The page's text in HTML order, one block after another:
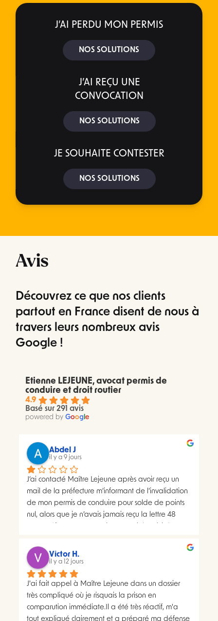
J’AI PERDU MON PERMIS
NOS SOLUTIONS
J’AI REÇU UNE
CONVOCATION
NOS SOLUTIONS
JE SOUHAITE CONTESTER
NOS SOLUTIONS
Avis
Découvrez ce que nos clients
partout en France disent de nous à
travers leurs nombreux avis
Google !
Etienne LEJEUNE, avocat permis de
conduire et droit routier
4.9
Basé sur 291 avis
powered by Google
Abdel J
il y a 9 jours
J’ai contacté Maître Lejeune après avoir reçu un
mail de la préfecture m’informant de l’invalidation
de mon permis de conduire pour solde de points
nul, alors que je n’avais jamais reçu la lettre 48
distributions à deux dates différentes, ce qui me
semblait présenter une anomalie nécessitant une
analyse juridique.Après avoir consulté les
nombreux avis positifs concernant Maître Lejeune,
je lui ai envoyé par courriel l’intégralité de mon
dossier. Je lui ai également demandé, à plusieurs
Victor H.
il y a 12 jours
J'ai fait appel à Maître Lejeune dans un dossier
très compliqué où je risquais la prison en
comparution immédiate.Il a été très réactif, m'a
tout expliqué clairement et a préparé ma défense